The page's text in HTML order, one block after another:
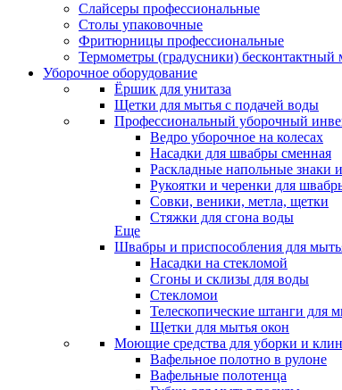
Слайсеры профессиональные
Столы упаковочные
Фритюрницы профессиональные
Термометры (градусники) бесконтактный
Уборочное оборудование
Ёршик для унитаза
Щетки для мытья с подачей воды
Профессиональный уборочный
Ведро уборочное на колесах
Насадки для швабры сменная
Раскладные напольные знаки
Рукоятки и черенки для
Совки, веники, метла, щетки
Стяжки для сгона воды
Еще
Швабры и приспособления для
Насадки на стекломой
Сгоны и склизы для воды
Стекломои
Телескопические штанги для
Щетки для мытья окон
Моющие средства для уборки и
Вафельное полотно в рулоне
Вафельные полотенца